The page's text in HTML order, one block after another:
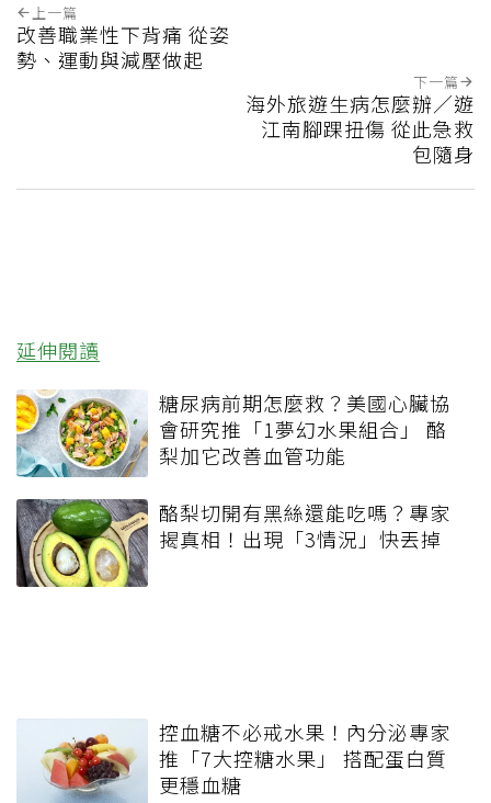
上一篇
改善職業性下背痛 從姿
勢、運動與減壓做起
下一篇
海外旅遊生病怎麼辦／遊
江南腳踝扭傷 從此急救
包隨身
延伸閱讀
糖尿病前期怎麼救？美國心臟協
會研究推「1夢幻水果組合」 酪
梨加它改善血管功能
酪梨切開有黑絲還能吃嗎？專家
揭真相！出現「3情況」快丟掉
控血糖不必戒水果！內分泌專家
推「7大控糖水果」 搭配蛋白質
更穩血糖